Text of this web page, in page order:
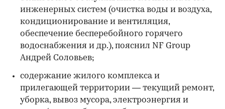
инженерных систем (очистка воды и воздуха,
кондиционирование и вентиляция,
обеспечение бесперебойного горячего
водоснабжения и др.), пояснил NF Group
Андрей Соловьев;
содержание жилого комплекса и
прилегающей территории — текущий ремонт,
уборка, вывоз мусора, электроэнергия и